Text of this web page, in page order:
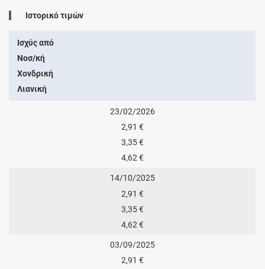
Ιστορικό τιμών
Ισχύς από
Νοσ/κή
Χονδρική
Λιανική
23/02/2026
2,91 €
3,35 €
4,62 €
14/10/2025
2,91 €
3,35 €
4,62 €
03/09/2025
2,91 €